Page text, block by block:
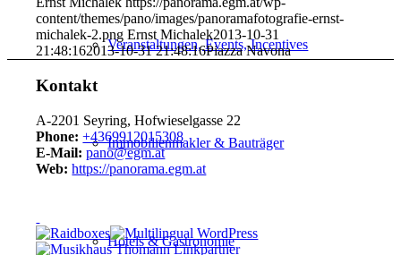
Veranstaltungen, Events, Incentives
Immobilienmakler & Bauträger
Hotels & Gastronomie
content/themes/pano/images/panoramafotografie-ernst-
michalek-2.png Ernst Michalek2013-10-31
21:48:162013-10-31 21:48:16Piazza Navona
Kontakt
A-2201 Seyring, Hofwieselgasse 22
Phone: +4369912015308
E-Mail: pano@egm.at
Web: https://panorama.egm.at